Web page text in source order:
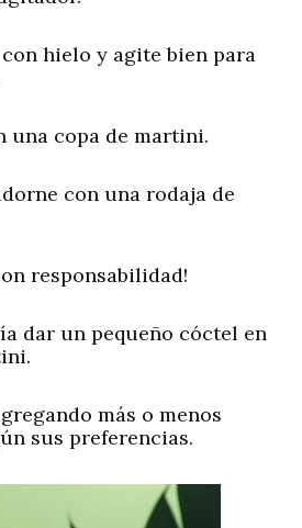
hielo y agite bien para
una copa de martini.
con una rodaja de
responsabilidad!
dar un pequeño cóctel en
más o menos
sus preferencias.